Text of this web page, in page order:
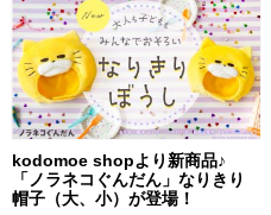
kodomoe shopより新商品♪
「ノラネコぐんだん」なりきり
帽子（大、小）が登場！